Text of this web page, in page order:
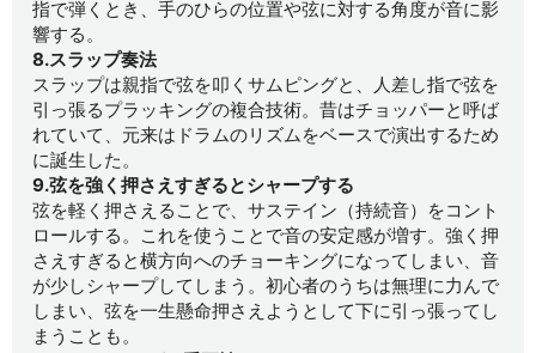
指で弾くとき、手のひらの位置や弦に対する角度が音に影
響する。
8.スラップ奏法
スラップは親指で弦を叩くサムピングと、人差し指で弦を
引っ張るプラッキングの複合技術。昔はチョッパーと呼ば
れていて、元来はドラムのリズムをベースで演出するため
に誕生した。
9.弦を強く押さえすぎるとシャープする
弦を軽く押さえることで、サステイン（持続音）をコント
ロールする。これを使うことで音の安定感が増す。強く押
さえすぎると横方向へのチョーキングになってしまい、音
が少しシャープしてしまう。初心者のうちは無理に力んで
しまい、弦を一生懸命押さえようとして下に引っ張ってし
まうことも。